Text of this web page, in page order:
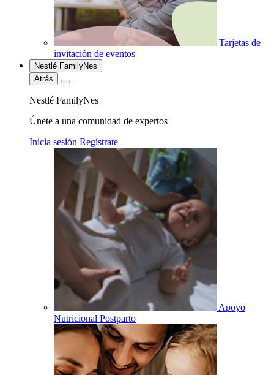
Tarjetas de
invitación de eventos
Nestlé FamilyNes
Atrás
Nestlé FamilyNes
Únete a una comunidad de expertos
Inicia sesión Regístrate
Apoyo
Nutricional Postparto